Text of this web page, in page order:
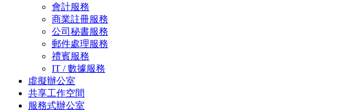
會計服務
商業註冊服務
公司秘書服務
郵件處理服務
禮賓服務
IT / 數據服務
虛擬辦公室
共享工作空間
服務式辦公室